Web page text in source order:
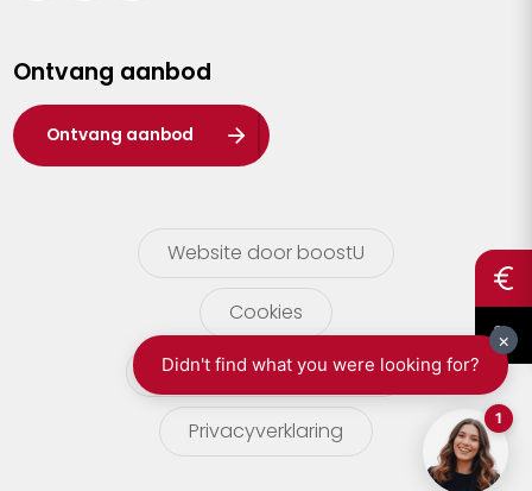
Waasland
Wuustwezel
Zoersel
Ontvang aanbod
Ontvang aanbod
Website door boostU
Cookies
gebruikersvoorwaarden
Privacyverklaring